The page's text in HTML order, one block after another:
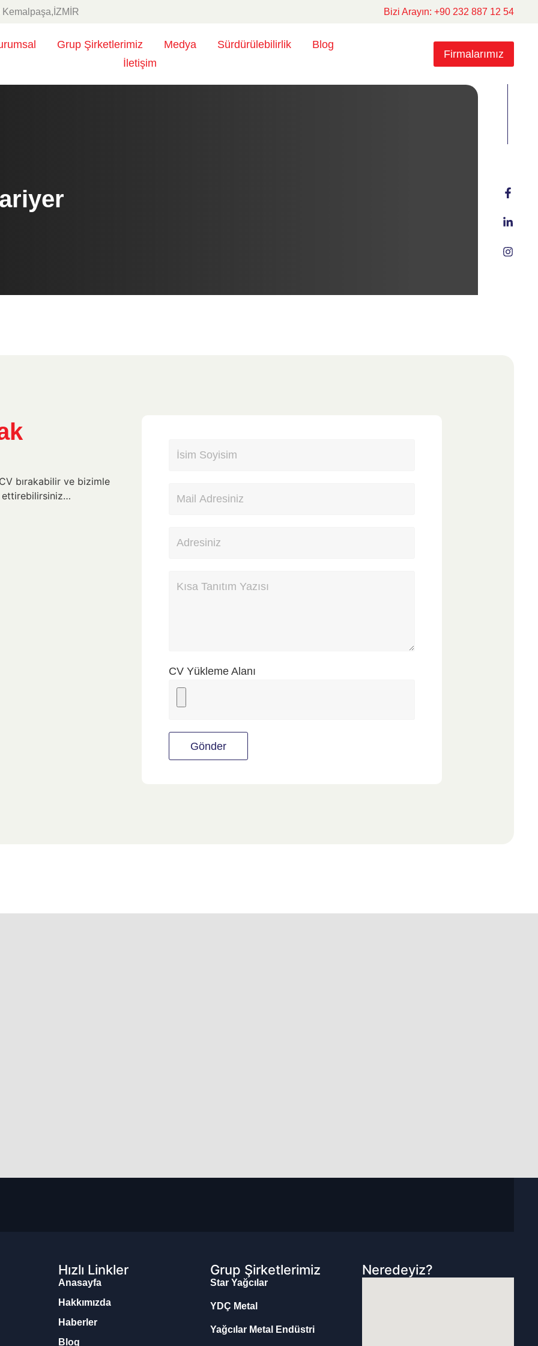
Bizi Arayın: +90 232 887 12 54
Grup Şirketlerimiz Medya Sürdürülebilirlik
Blog
İletişim
Firmalarımız
bırakabilir ve bizimle
ettirebilirsiniz…
CV Yükleme Alanı
Gönder
Hızlı Linkler
Anasayfa
Hakkımızda
Haberler
Blog
Grup Şirketlerimiz
Star Yağcılar
YDÇ Metal
Yağcılar Metal Endüstri
Neredeyiz?